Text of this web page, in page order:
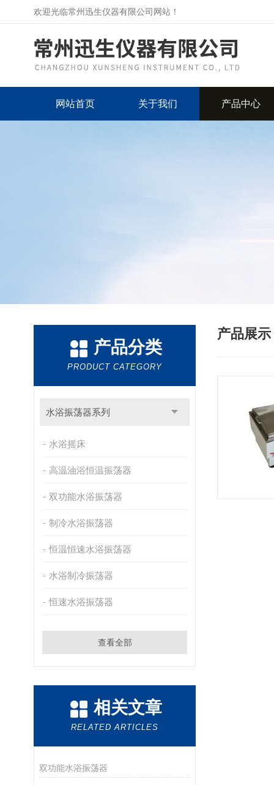
欢迎光临常州迅生仪器有限公司网站！
网站首页 关于我们 产品中心
产品分类
PRODUCT CATEGORY
水浴振荡器系列
水浴摇床
高温油浴恒温振荡器
双功能水浴振荡器
制冷水浴振荡器
恒温恒速水浴振荡器
水浴制冷振荡器
恒速水浴振荡器
查看全部
相关文章
RELATED ARTICLES
双功能水浴振荡器
产品展示